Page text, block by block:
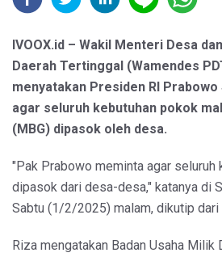
IVOOX.id – Wakil Menteri Desa
Daerah Tertinggal (Wamendes
menyatakan Presiden RI
agar seluruh kebutuhan pokok
(MBG) dipasok oleh desa.
"Pak Prabowo meminta agar seluruh
dipasok dari desa-desa," katanya di
Sabtu (1/2/2025) malam, dikutip dari
Riza mengatakan Badan Usaha Milik